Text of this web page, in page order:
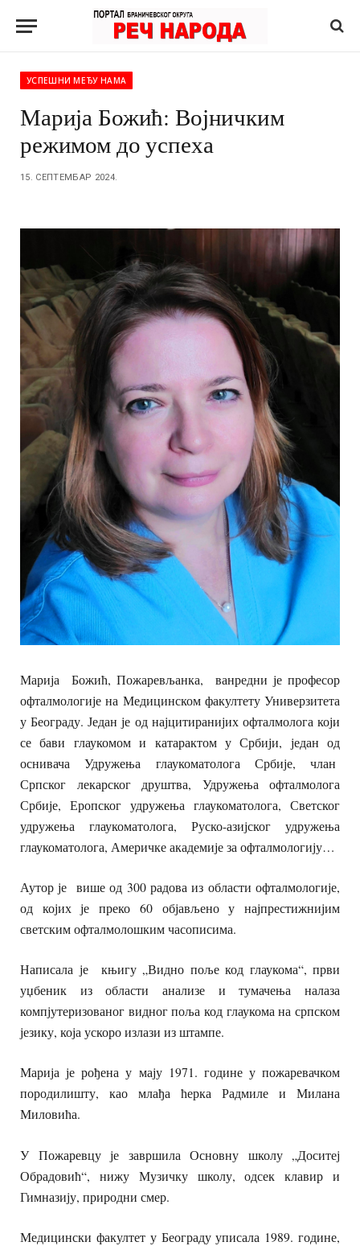
УСПЕШНИ МЕЂУ НАМА
Марија Божић: Војничким
режимом до успеха
15. СЕПТЕМБАР 2024.
Марија Божић, Пожаревљанка, ванредни је професор
офталмологије на Медицинском факултету Универзитета
у Београду. Један је од најцитиранијих офталмолога који
се бави глаукомом и катарактом у Србији, један од
оснивача Удружења глаукоматолога Србије, члан
Српског лекарског друштва, Удружења офталмолога
Србије, Еропског удружења глаукоматолога, Светског
удружења глаукоматолога, Руско-азијског удружења
глаукоматолога, Америчке академије за офталмологију…
Аутор је више од 300 радова из области офталмологије,
од којих је преко 60 објављено у најпрестижнијим
светским офталмолошким часописима.
Написала је књигу „Видно поље код глаукома“, први
уџбеник из области анализе и тумачења налаза
компјутеризованог видног поља код глаукома на српском
језику, која ускоро излази из штампе.
Марија је рођена у мају 1971. године у пожаревачком
породилишту, као млађа ћерка Радмиле и Милана
Миловића.
У Пожаревцу је завршила Основну школу „Доситеј
Обрадовић“, нижу Музичку школу, одсек клавир и
Гимназију, природни смер.
Медицински факултет у Београду уписала 1989. године,